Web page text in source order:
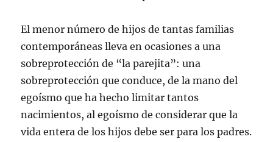
El menor número de hijos de tantas familias
contemporáneas lleva en ocasiones a una
sobreprotección de “la parejita”: una
sobreprotección que conduce, de la mano del
egoísmo que ha hecho limitar tantos
nacimientos, al egoísmo de considerar que la
vida entera de los hijos debe ser para los padres.